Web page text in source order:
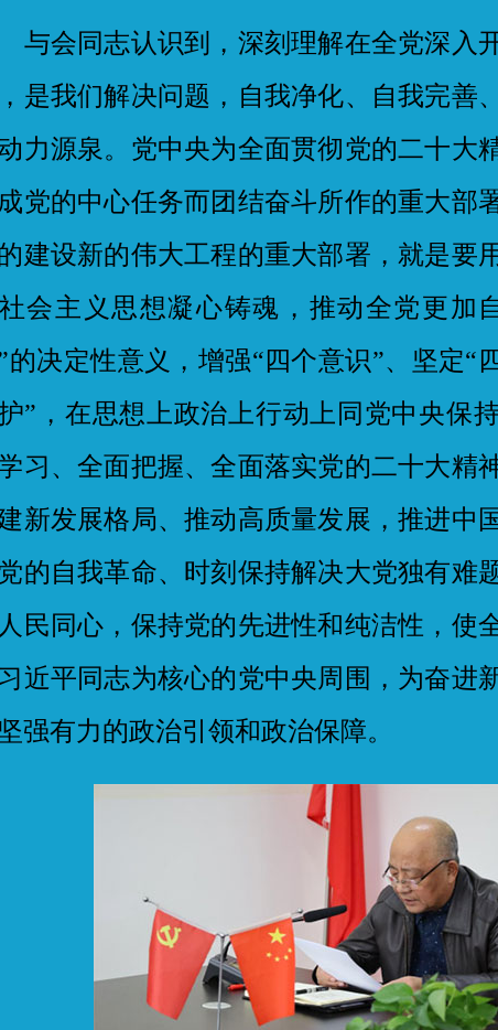
同志认识到，深刻理解在全党深入开
是我们解决问题，自我净化、自我完善
力源泉。党中央为全面贯彻党的二十大
党的中心任务而团结奋斗所作的重大部
建设新的伟大工程的重大部署，就是要
会主义思想凝心铸魂，推动全党更加
的决定性意义，增强“四个意识”、坚定“
”，在思想上政治上行动上同党中央保
习、全面把握、全面落实党的二十大精
新发展格局、推动高质量发展，推进中
的自我革命、时刻保持解决大党独有难
民同心，保持党的先进性和纯洁性，使
近平同志为核心的党中央周围，为奋进
强有力的政治引领和政治保障。